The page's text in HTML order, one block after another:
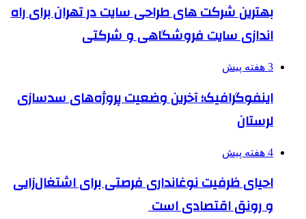
بهترین شرکت های طراحی سایت در تهران برای راه
اندازی سایت فروشگاهی و شرکتی
3 هفته پیش
اینفوگرافیک؛ آخرین وضعیت پروژه‌های سدسازی
لرستان
4 هفته پیش
احیای ظرفیت نوغانداری فرصتی برای اشتغال‌زایی
و رونق اقتصادی است